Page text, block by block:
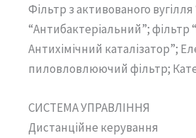
Фільтр з активованого
“Антибактеріальний”;
Антихімічний каталізатор”;
пиловловлюючий фільтр;
СИСТЕМА УПРАВЛІННЯ
Дистанційне керування